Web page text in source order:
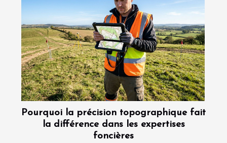
Pourquoi la précision topographique fait
la différence dans les expertises
foncières